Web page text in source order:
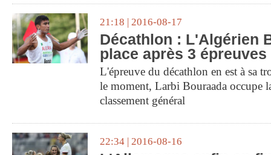
21:18 | 2016-08-17
Décathlon : L'Algérien
place après 3 épreuves
L'épreuve du décathlon en est à sa
le moment, Larbi Bouraada occupe
classement général
22:34 | 2016-08-16